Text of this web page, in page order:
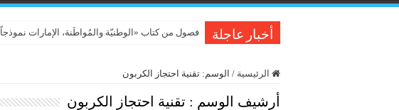
أخبار عاجلة فصول من كتاب «الوطنيّة والمُواطَنة، الإمارات نموذجاً» (06 –
الرئيسية / الوسم: تقنية احتجاز الكربون
أرشيف الوسم : تقنية احتجاز الكربون